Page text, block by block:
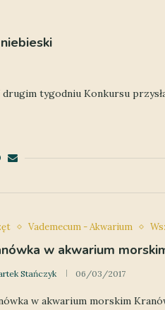
tygodniu Konkursu
Vademecum - Akwarium
w akwarium
Stańczyk 06/03/2017
w akwarium morskim